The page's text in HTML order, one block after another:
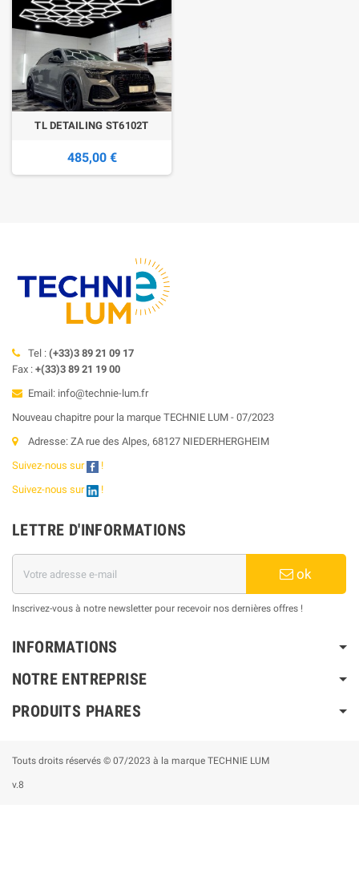
TL DETAILING ST6102T
485,00 €
Tel : (+33)3 89 21 09 17
Fax : +(33)3 89 21 19 00
Email: info@technie-lum.fr
Nouveau chapitre pour la marque TECHNIE LUM - 07/2023
Adresse: ZA rue des Alpes, 68127 NIEDERHERGHEIM
Suivez-nous sur
!
Suivez-nous sur
!
LETTRE D'INFORMATIONS
ok
Inscrivez-vous à notre newsletter pour recevoir nos dernières offres !
INFORMATIONS
NOTRE ENTREPRISE
PRODUITS PHARES
Touts droits réservés © 07/2023 à la marque TECHNIE LUM
v.8